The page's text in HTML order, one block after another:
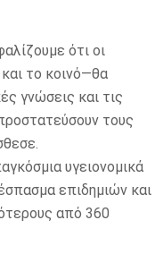
ότι οι
το κοινό—θα
γνώσεις και τις
τους
υγειονομικά
επιδημιών και
από 360